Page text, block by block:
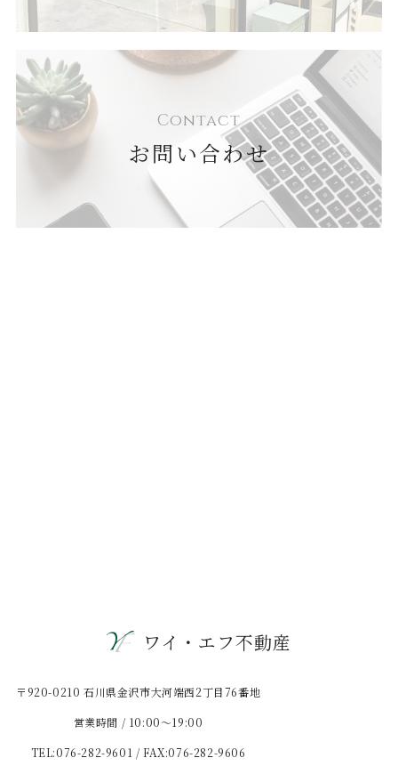
Contact
お問い合わせ
ワイ・エフ不動産
〒920-0210 石川県金沢市大河端西2丁目76番地
営業時間 / 10:00〜19:00
TEL:076-282-9601 / FAX:076-282-9606